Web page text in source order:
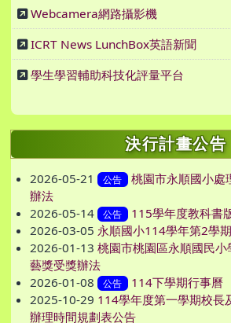
Webcamera網路攝影機
ICRT News LunchBox英語新聞
學生學習輔助科技化評量平台
決行計畫公告
2026-05-21 公告
桃園市永順國小處
辦法
2026-05-14
公告
115學年度教科書
2026-03-05 永順國小114學年第2學
2026-01-13 桃園市桃園區永順國民
藝獎受獎辦法
2026-01-08
公告
114下學期行事曆
2025-10-29 114學年度第一學期校長
辦理時間規劃表公告